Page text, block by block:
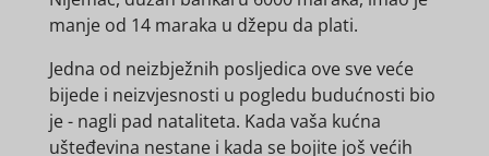
manje od 14 maraka u džepu da plati.
Jedna od neizbježnih posljedica ove sve veće
bijede i neizvjesnosti u pogledu budućnosti bio
je - nagli pad nataliteta. Kada vaša kućna
ušteđevina nestane i kada se bojite još većih